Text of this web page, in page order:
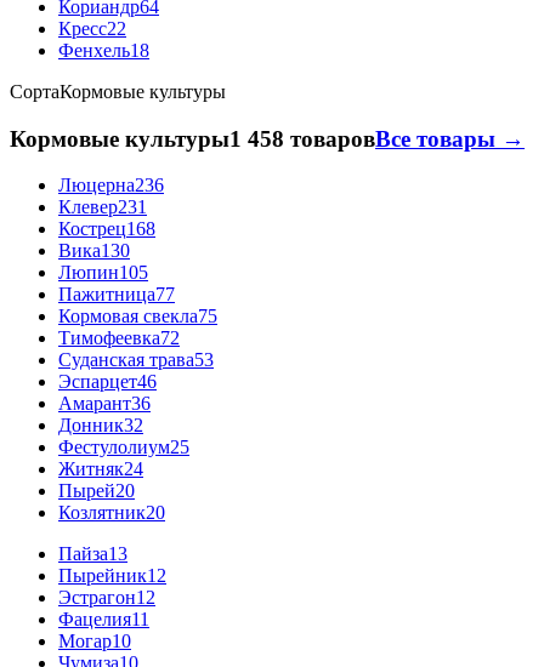
Кориандр64
Кресс22
Фенхель18
СортаКормовые культуры
Кормовые культуры1 458 товаровВсе товары →
Люцерна236
Клевер231
Кострец168
Вика130
Люпин105
Пажитница77
Кормовая свекла75
Тимофеевка72
Суданская трава53
Эспарцет46
Амарант36
Донник32
Фестулолиум25
Житняк24
Пырей20
Козлятник20
Пайза13
Пырейник12
Эстрагон12
Фацелия11
Могар10